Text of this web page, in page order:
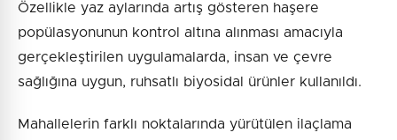
Özellikle yaz aylarında artış gösteren haşere
popülasyonunun kontrol altına alınması amacıyla
gerçekleştirilen uygulamalarda, insan ve çevre
sağlığına uygun, ruhsatlı biyosidal ürünler kullanıldı.
Mahallelerin farklı noktalarında yürütülen ilaçlama